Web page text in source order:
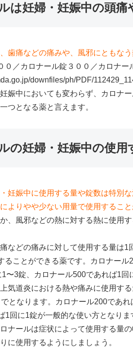
は妊婦・妊娠中の頭
歯痛などの痛みや、風邪にともな
０／カロナール錠３００／カロナ
downfiles/ph/PDF/
娠中においても変わらず、カロナ
つとなる薬と言えます。
の妊婦・妊娠中の使用
妊娠中に使用する量や錠数は特別
よりやや少ない用量で使用すること
、風邪などの熱に対する熱に使用
などの痛みに対して使用する量は1
ることができる薬です。カロナー
〜3錠、カロナール500であれば1
気道炎における熱や痛みに使用す
となります。カロナール200であ
回に1錠が一般的な使い方となりま
ロナールは症状によって使用する量
に使用するようにしましょう。